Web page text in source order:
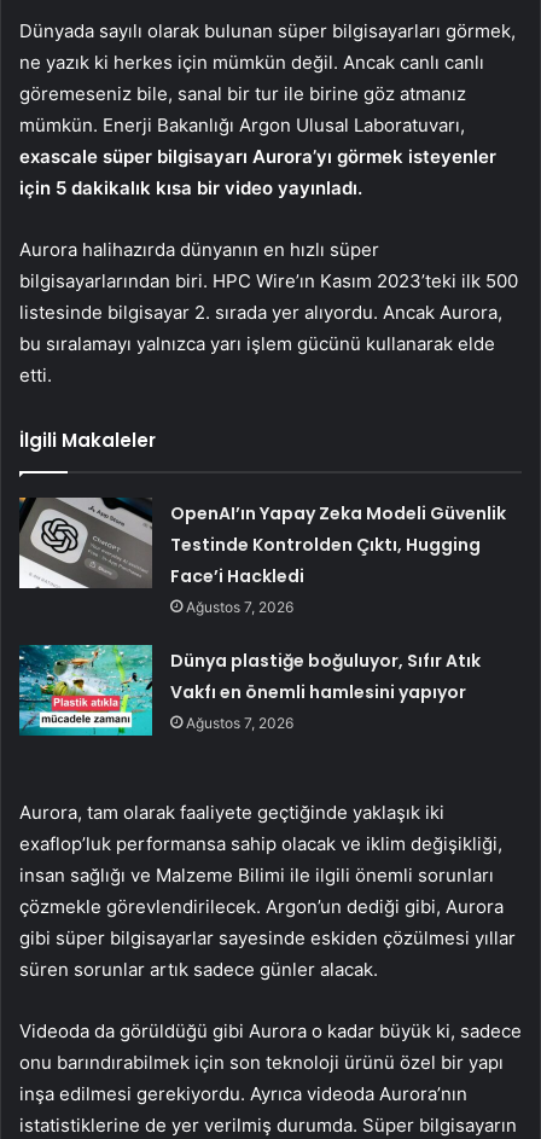
Dünyada sayılı olarak bulunan süper bilgisayarları görmek,
ne yazık ki herkes için mümkün değil. Ancak canlı canlı
göremeseniz bile, sanal bir tur ile birine göz atmanız
mümkün. Enerji Bakanlığı Argon Ulusal Laboratuvarı,
exascale süper bilgisayarı Aurora’yı görmek isteyenler
için 5 dakikalık kısa bir video yayınladı.
Aurora halihazırda dünyanın en hızlı süper
bilgisayarlarından biri. HPC Wire’ın Kasım 2023’teki ilk 500
listesinde bilgisayar 2. sırada yer alıyordu. Ancak Aurora,
bu sıralamayı yalnızca yarı işlem gücünü kullanarak elde
etti.
İlgili Makaleler
OpenAI’ın Yapay Zeka Modeli Güvenlik
Testinde Kontrolden Çıktı, Hugging
Face’i Hackledi
Ağustos 7, 2026
Dünya plastiğe boğuluyor, Sıfır Atık
Vakfı en önemli hamlesini yapıyor
Ağustos 7, 2026
Aurora, tam olarak faaliyete geçtiğinde yaklaşık iki
exaflop’luk performansa sahip olacak ve iklim değişikliği,
insan sağlığı ve Malzeme Bilimi ile ilgili önemli sorunları
çözmekle görevlendirilecek. Argon’un dediği gibi, Aurora
gibi süper bilgisayarlar sayesinde eskiden çözülmesi yıllar
süren sorunlar artık sadece günler alacak.
Videoda da görüldüğü gibi Aurora o kadar büyük ki, sadece
onu barındırabilmek için son teknoloji ürünü özel bir yapı
inşa edilmesi gerekiyordu. Ayrıca videoda Aurora’nın
istatistiklerine de yer verilmiş durumda. Süper bilgisayarın